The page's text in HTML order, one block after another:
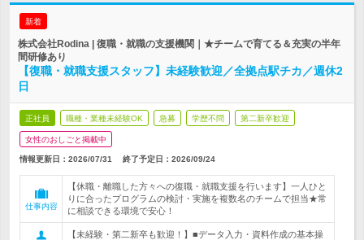
新着
株式会社Rodina | 復職・就職の支援機関｜★チームで育てる＆充実の半年
間研修あり
【復職・就職支援スタッフ】未経験歓迎／全拠点駅チカ／週休2
日
正社員 職種・業種未経験OK 急募 学歴不問 第二新卒歓迎
女性のおしごと掲載中
情報更新日：2026/07/31 終了予定日： 2026/09/24
仕事内容
【休職・離職した方々への復職・就職支援を行います】一人ひと
りに合ったプログラムの検討・実施を複数名のチームで担当★常
に相談できる環境で安心！
【未経験・第二新卒も歓迎！】■データ入力・資料作成の基本操